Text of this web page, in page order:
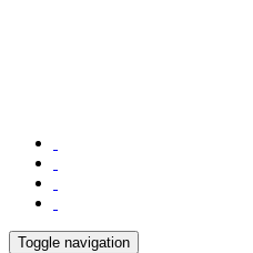
Toggle navigation